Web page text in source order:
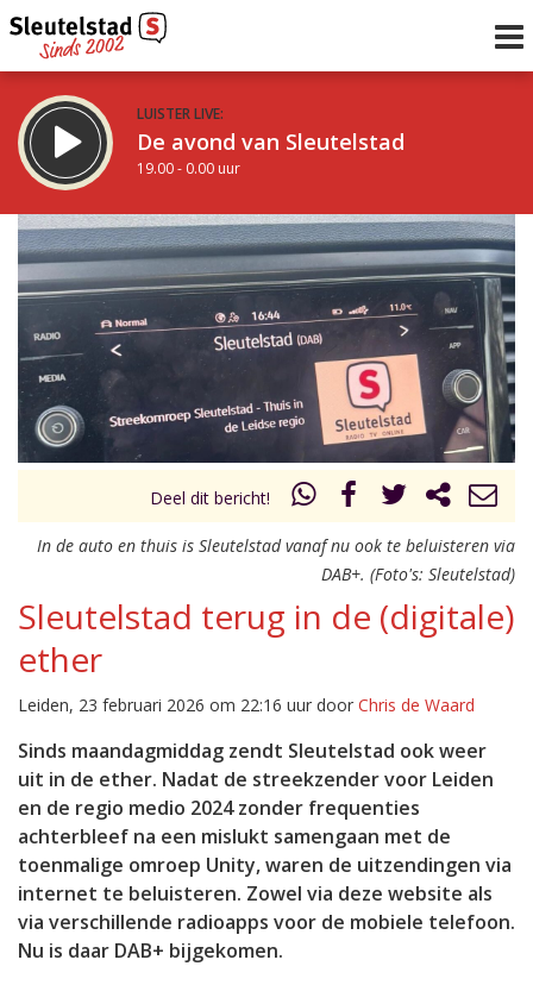
LUISTER LIVE:
De avond van Sleutelstad
19.00 - 0.00 uur
STRAKS:
De nacht van Sleutelstad
0.00 - 6.00 uur
Vorig uur
uur 1 van 0 Volgend uur
Deel dit bericht!
In de auto en thuis is Sleutelstad vanaf nu ook te beluisteren via
DAB+. (Foto's: Sleutelstad)
Sleutelstad terug in de (digitale)
ether
Leiden, 23 februari 2026 om 22:16 uur door Chris de Waard
Sinds maandagmiddag zendt Sleutelstad ook weer
uit in de ether. Nadat de streekzender voor Leiden
en de regio medio 2024 zonder frequenties
achterbleef na een mislukt samengaan met de
toenmalige omroep Unity, waren de uitzendingen via
internet te beluisteren. Zowel via deze website als
via verschillende radioapps voor de mobiele telefoon.
Nu is daar DAB+ bijgekomen.